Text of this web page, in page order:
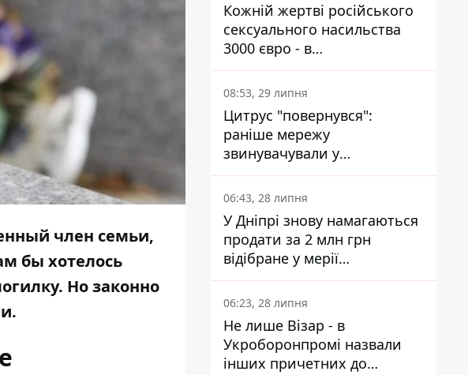
член семьи,
бы хотелось
Но законно
.
Кожній жертві російського
сексуального насильства
3000 євро - в
Мінсоцполітики пояснили
Інформатору, звідки на це
гроші
08:53, 29 липня
Цитрус "повернувся":
раніше мережу
звинувачували у
контрабанді техніки та
ухиленні від сплати
податків
06:43, 28 липня
У Дніпрі знову намагаються
продати за 2 млн грн
відібране у мерії
приміщення Укрпошти
06:23, 28 липня
Не лише Візар - в
Укроборонпромі назвали
інших причетних до